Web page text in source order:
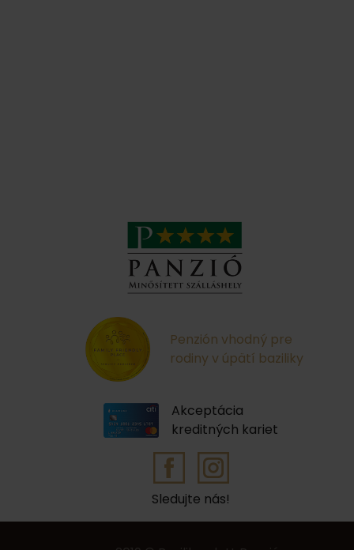
Penzión vhodný pre
rodiny v úpätí baziliky
Akceptácia
kreditných kariet
Sledujte nás!